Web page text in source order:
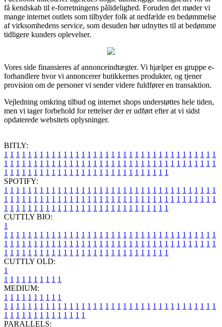
få kendskab til e-forretningens pålidelighed. Foruden det møder vi
mange internet outlets som tilbyder folk at nedfælde en bedømmelse
af virksomhedens service, som desuden bør udnyttes til at bedømme
tidligere kunders oplevelser.
Vores side finansieres af annonceindtægter. Vi hjælper en gruppe e-
forhandlere hvor vi annoncerer butikkernes produkter, og tjener
provision om de personer vi sender videre fuldfører en transaktion.
Vejledning omkring tilbud og internet shops understøttes hele tiden,
men vi tager forbehold for rettelser der er udført efter at vi sidst
opdaterede websitets oplysninger.
BITLY:
1 1 1 1 1 1 1 1 1 1 1 1 1 1 1 1 1 1 1 1 1 1 1 1 1 1 1 1 1 1 1 1 1 1 1 1
1 1 1 1 1 1 1 1 1 1 1 1 1 1 1 1 1 1 1 1 1 1 1 1 1 1 1 1 1 1 1 1 1 1 1 1
1 1 1 1 1 1 1 1 1 1 1 1 1 1 1 1 1 1 1 1 1 1 1 1 1 1 1 1
SPOTIFY:
1 1 1 1 1 1 1 1 1 1 1 1 1 1 1 1 1 1 1 1 1 1 1 1 1 1 1 1 1 1 1 1 1 1 1 1
1 1 1 1 1 1 1 1 1 1 1 1 1 1 1 1 1 1 1 1 1 1 1 1 1 1 1 1 1 1 1 1 1 1 1 1
1 1 1 1 1 1 1 1 1 1 1 1 1 1 1 1 1 1 1 1 1 1 1 1 1 1 1 1
CUTTLY BIO:
1
1 1 1 1 1 1 1 1 1 1 1 1 1 1 1 1 1 1 1 1 1 1 1 1 1 1 1 1 1 1 1 1 1 1 1 1
1 1 1 1 1 1 1 1 1 1 1 1 1 1 1 1 1 1 1 1 1 1 1 1 1 1 1 1 1 1 1 1 1 1 1 1
1 1 1 1 1 1 1 1 1 1 1 1 1 1 1 1 1 1 1 1 1 1 1 1 1 1 1 1
CUTTLY OLD:
1
1 1 1 1 1 1 1 1 1 1
MEDIUM:
1 1 1 1 1 1 1 1 1 1
1 1 1 1 1 1 1 1 1 1 1 1 1 1 1 1 1 1 1 1 1 1 1 1 1 1 1 1 1 1 1 1 1 1 1 1
1 1 1 1 1 1 1 1 1 1 1 1 1 1
PARALLELS: